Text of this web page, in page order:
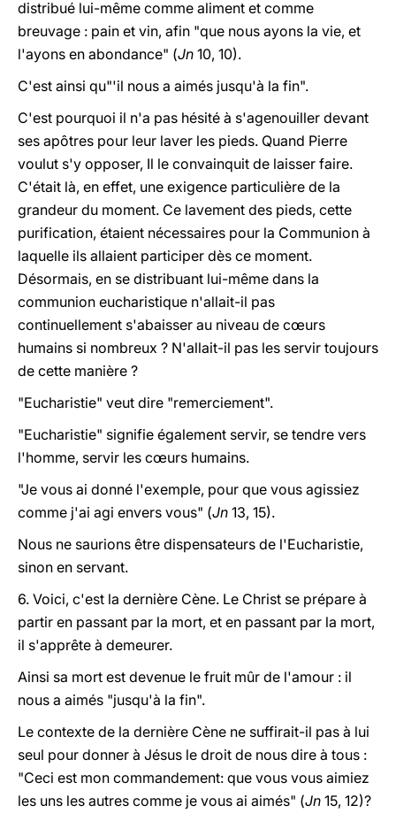
distribué lui-même comme aliment et comme
breuvage : pain et vin, afin "que nous ayons la vie, et
l'ayons en abondance" (Jn 10, 10).
C'est ainsi qu"'il nous a aimés jusqu'à la fin".
C'est pourquoi il n'a pas hésité à s'agenouiller devant
ses apôtres pour leur laver les pieds. Quand Pierre
voulut s'y opposer, Il le convainquit de laisser faire.
C'était là, en effet, une exigence particulière de la
grandeur du moment. Ce lavement des pieds, cette
purification, étaient nécessaires pour la Communion à
laquelle ils allaient participer dès ce moment.
Désormais, en se distribuant lui-même dans la
communion eucharistique n'allait-il pas
continuellement s'abaisser au niveau de cœurs
humains si nombreux ? N'allait-il pas les servir toujours
de cette manière ?
"Eucharistie" veut dire "remerciement".
"Eucharistie" signifie également servir, se tendre vers
l'homme, servir les cœurs humains.
"Je vous ai donné l'exemple, pour que vous agissiez
comme j'ai agi envers vous" (Jn 13, 15).
Nous ne saurions être dispensateurs de l'Eucharistie,
sinon en servant.
6. Voici, c'est la dernière Cène. Le Christ se prépare à
partir en passant par la mort, et en passant par la mort,
il s'apprête à demeurer.
Ainsi sa mort est devenue le fruit mûr de l'amour : il
nous a aimés "jusqu'à la fin".
Le contexte de la dernière Cène ne suffirait-il pas à lui
seul pour donner à Jésus le droit de nous dire à tous :
"Ceci est mon commandement: que vous vous aimiez
les uns les autres comme je vous ai aimés" (Jn 15, 12)?